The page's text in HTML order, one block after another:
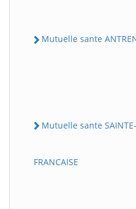
Mutuelle sante
Mutuelle sante SAINTE-
FRANCAISE